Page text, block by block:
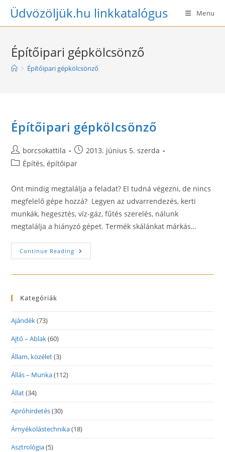
SkipÜdvözöljük.hu linkkatalógus Menu
Építőipari gépkölcsönző
> Építőipari gépkölcsönző
Építőipari gépkölcsönző
Post
author:
borcsokattila
Post
published:
2013. június 5. szerda
PostÉpítés, építőipar
Önt mindig megtalálja a feladat? El tudná végezni, de nincs
megfelelő gépe hozzá? Legyen az udvarrendezés, kerti
munkák, hegesztés, víz-gáz, fűtés szerelés, nálunk
megtalálja a hiányzó gépet. Termék skálánkat márkás…
Continue Reading Építőipari
Gépkölcsönző
Kategóriák
Ajándék(73)
Ajtó – Ablak(60)
Állam, közélet(3)
Állás – Munka(112)
Állat(34)
Apróhirdetés(30)
Árnyékolástechnika(18)
Asztrológia(5)